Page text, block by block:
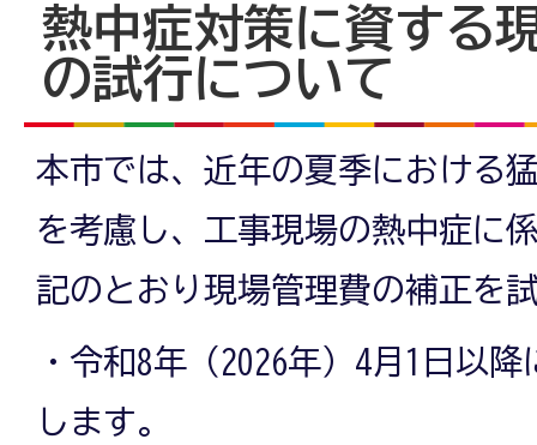
熱中症対策に資する
の試行について
本市では、近年の夏季における
を考慮し、工事現場の熱中症に
記のとおり現場管理費の補正を
・令和8年（2026年）4月1日以
します。